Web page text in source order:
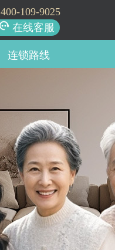
400-109-9025
在线客服
连锁路线